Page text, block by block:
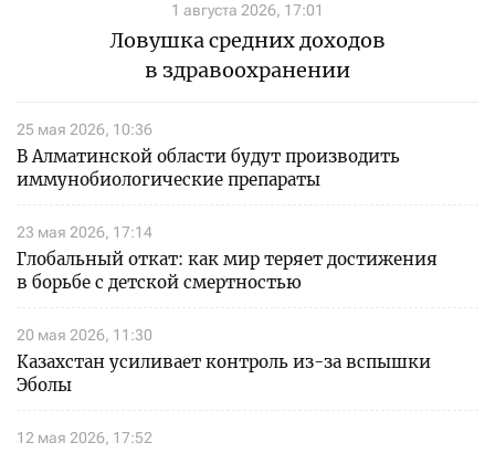
1 августа 2026, 17:01
Ловушка средних доходов
в здравоохранении
25 мая 2026, 10:36
В Алматинской области будут производить
иммунобиологические препараты
23 мая 2026, 17:14
Глобальный откат: как мир теряет достижения
в борьбе с детской смертностью
20 мая 2026, 11:30
Казахстан усиливает контроль из-за вспышки
Эболы
12 мая 2026, 17:52